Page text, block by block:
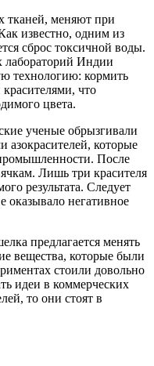
тканей, меняют при
известно, одним из
сброс токсичной воды.
лабораторий Индии
технологию: кормить
что
цвета.
ученые обрызгивали
азокрасителей, которые
После
Лишь три красителя
результата. Следует
оказывало негативное
предлагается менять
вещества, которые были
стоили довольно
идеи в коммерческих
то они стоят в